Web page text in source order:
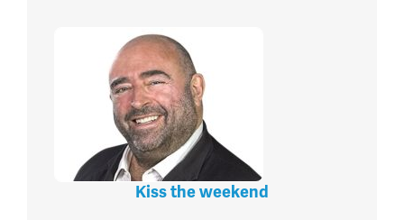
Kiss the weekend